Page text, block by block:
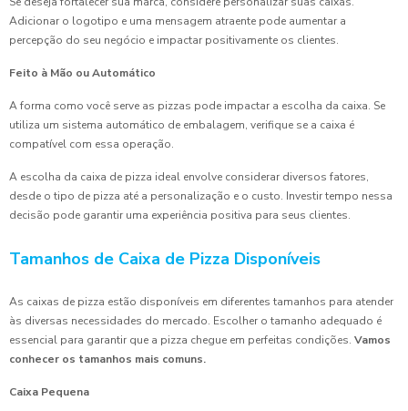
Adicionar o logotipo e uma mensagem atraente pode aumentar a
percepção do seu negócio e impactar positivamente os clientes.
Feito à Mão ou Automático
A forma como você serve as pizzas pode impactar a escolha da caixa. Se
utiliza um sistema automático de embalagem, verifique se a caixa é
compatível com essa operação.
A escolha da caixa de pizza ideal envolve considerar diversos fatores,
desde o tipo de pizza até a personalização e o custo. Investir tempo nessa
decisão pode garantir uma experiência positiva para seus clientes.
Tamanhos de Caixa de Pizza Disponíveis
As caixas de pizza estão disponíveis em diferentes tamanhos para atender
às diversas necessidades do mercado. Escolher o tamanho adequado é
essencial para garantir que a pizza chegue em perfeitas condições. Vamos
conhecer os tamanhos mais comuns.
Caixa Pequena